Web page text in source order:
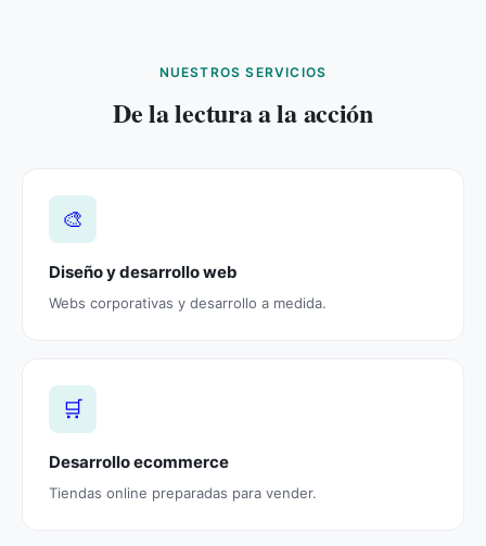
NUESTROS SERVICIOS
De la lectura a la acción
🎨
Diseño y desarrollo web
Webs corporativas y desarrollo a medida.
🛒
Desarrollo ecommerce
Tiendas online preparadas para vender.